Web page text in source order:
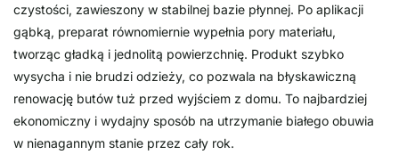
czystości, zawieszony w stabilnej bazie płynnej. Po aplikacji
gąbką, preparat równomiernie wypełnia pory materiału,
tworząc gładką i jednolitą powierzchnię. Produkt szybko
wysycha i nie brudzi odzieży, co pozwala na błyskawiczną
renowację butów tuż przed wyjściem z domu. To najbardziej
ekonomiczny i wydajny sposób na utrzymanie białego obuwia
w nienagannym stanie przez cały rok.